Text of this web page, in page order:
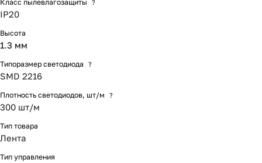
Класс пылевлагозащиты ?
IP20
Высота
1.3 мм
Типоразмер светодиода ?
SMD 2216
Плотность светодиодов, шт/м ?
300 шт/м
Тип товара
Лента
Тип управления